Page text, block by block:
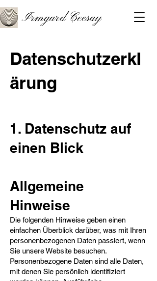
Irmgard Ceesay
Datenschutzerkl
ärung
1. Datenschutz auf
einen Blick​
Allgemeine
Hinweise​
Die folgenden Hinweise geben einen
einfachen Überblick darüber, was mit Ihren
personenbezogenen Daten passiert, wenn
Sie unsere Website besuchen.
Personenbezogene Daten sind alle Daten,
mit denen Sie persönlich identifiziert